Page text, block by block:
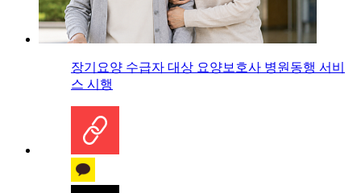
장기요양 수급자 대상 요양보호사 병원동행 서비
스 시행